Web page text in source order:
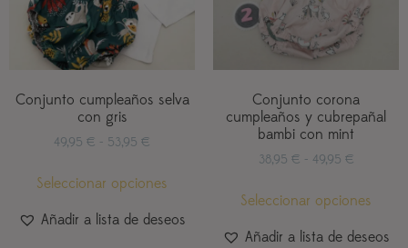
Conjunto cumpleaños selva
con gris
49,95 € - 53,95 €
Seleccionar opciones
Añadir a lista de deseos
Conjunto corona
cumpleaños y cubrepañal
bambi con mint
38,95 € - 49,95 €
Seleccionar opciones
Añadir a lista de deseos